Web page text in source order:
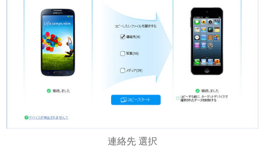
連絡先 選択